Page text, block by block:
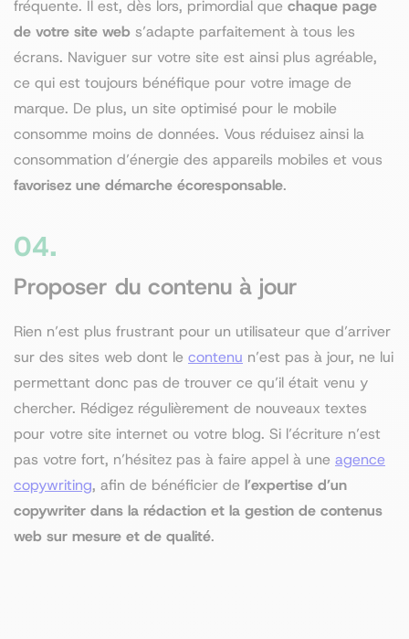
fréquente. Il est, dès lors, primordial que chaque page
de votre site web s’adapte parfaitement à tous les
écrans. Naviguer sur votre site est ainsi plus agréable,
ce qui est toujours bénéfique pour votre image de
marque. De plus, un site optimisé pour le mobile
consomme moins de données. Vous réduisez ainsi la
consommation d’énergie des appareils mobiles et vous
favorisez une démarche écoresponsable.
04.
Proposer du contenu à jour
Rien n’est plus frustrant pour un utilisateur que d’arriver
sur des sites web dont le contenu n’est pas à jour, ne lui
permettant donc pas de trouver ce qu’il était venu y
chercher. Rédigez régulièrement de nouveaux textes
pour votre site internet ou votre blog. Si l’écriture n’est
pas votre fort, n’hésitez pas à faire appel à une agence
copywriting, afin de bénéficier de l’expertise d’un
copywriter dans la rédaction et la gestion de contenus
web sur mesure et de qualité.